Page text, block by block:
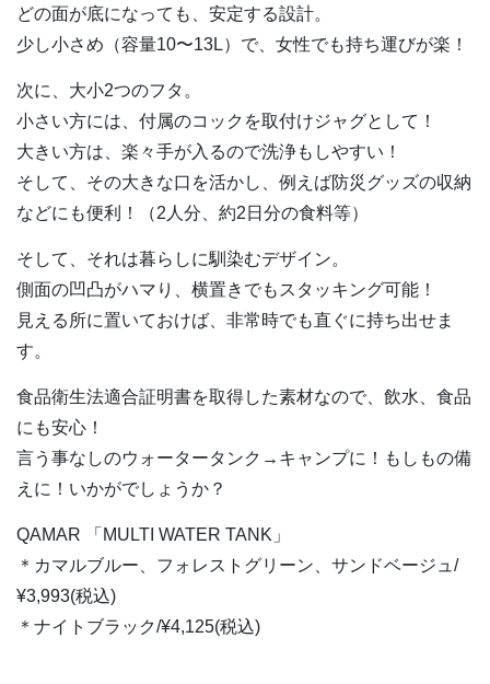
どの面が底になっても、安定する設計。
少し小さめ（容量10〜13L）で、女性でも持ち運びが楽！
次に、大小2つのフタ。
小さい方には、付属のコックを取付けジャグとして！
大きい方は、楽々手が入るので洗浄もしやすい！
そして、その大きな口を活かし、例えば防災グッズの収納
などにも便利！（2人分、約2日分の食料等）
そして、それは暮らしに馴染むデザイン。
側面の凹凸がハマり、横置きでもスタッキング可能！
見える所に置いておけば、非常時でも直ぐに持ち出せま
す。
食品衛生法適合証明書を取得した素材なので、飲水、食品
にも安心！
言う事なしのウォータータンク→キャンプに！もしもの備
えに！いかがでしょうか？
QAMAR 「MULTI WATER TANK」
＊カマルブルー、フォレストグリーン、サンドベージュ/
¥3,993(税込)
＊ナイトブラック/¥4,125(税込)